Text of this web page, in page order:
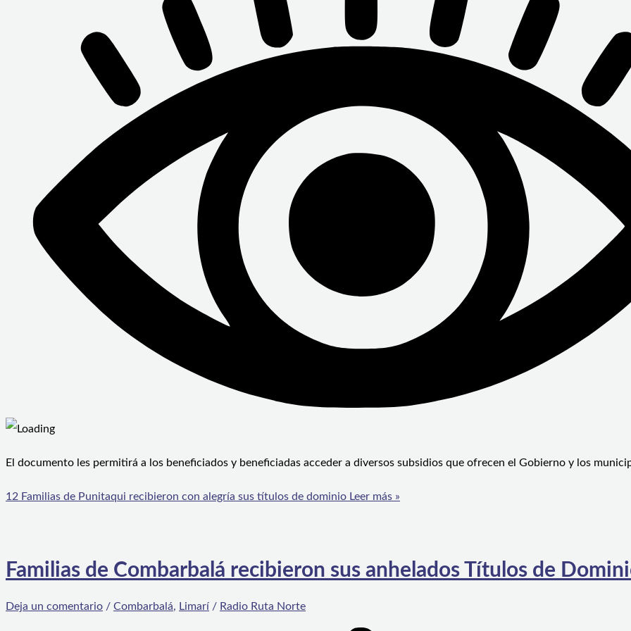
El documento les permitirá a los beneficiados y beneficiadas acceder a diversos subsidios que ofrecen el Gobierno y los
12 Familias de Punitaqui recibieron con alegría sus títulos de dominio Leer más »
Familias de Combarbalá recibieron sus anhelados Títulos de
Deja un comentario / Combarbalá, Limarí / Radio Ruta Norte